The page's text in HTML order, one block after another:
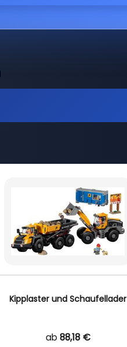
Kipplaster und Schaufellader
ab 88,18 €